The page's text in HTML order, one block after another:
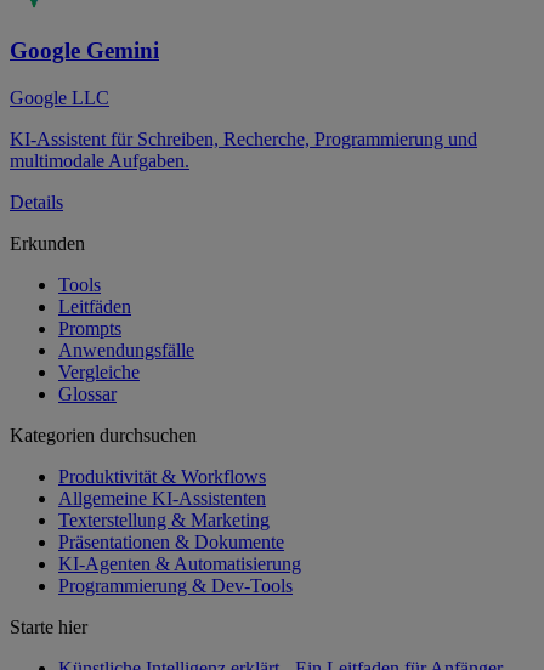
Google Gemini
Google LLC
KI-Assistent für Schreiben, Recherche, Programmierung und
multimodale Aufgaben.
Details
Erkunden
Tools
Leitfäden
Prompts
Anwendungsfälle
Vergleiche
Glossar
Kategorien durchsuchen
Produktivität & Workflows
Allgemeine KI-Assistenten
Texterstellung & Marketing
Präsentationen & Dokumente
KI-Agenten & Automatisierung
Programmierung & Dev-Tools
Starte hier